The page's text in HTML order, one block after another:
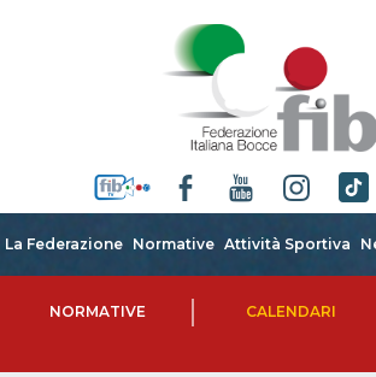
La Federazione Normative Attività Sportiva
NORMATIVE CALENDARI